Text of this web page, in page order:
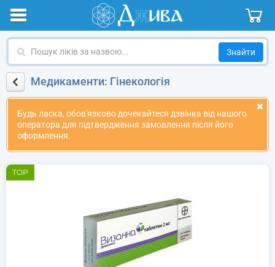
Пошук
за
назвоюМедикаменти: Гінекологія
Будь ласка, обов'язково дочекайтеся дзвінка від нашого
оператора для підтвердження замовлення після його
оформлення.
TOP